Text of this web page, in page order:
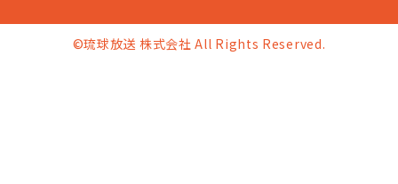
©琉球放送 株式会社 All Rights Reserved.